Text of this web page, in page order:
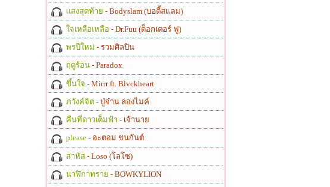
แสงสุดท้าย - Bodyslam (บอดี้สแลม)
ใจเหลือเหลือ - Dr.Fuu (ด็อกเตอร์ ฟู)
พรปีใหม่ - รวมศิลปิน
ฤดูร้อน - Paradox
ขึ้นใจ - Mirrr ft. Blvckheart
ภวังค์จิต - ปู่จ๋าน ลองไมค์
คืนที่ดาวเต็มฟ้า - เจ้านาย
please - อะตอม ชนกันต์
สาหัส - Loso (โลโซ)
นาฬิกาทราย - BOWKYLION